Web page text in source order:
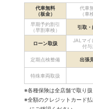
代車無料
（板金）
代車
（車
早期予約割引
（早割車検）
引取
ローン取扱
JALマイ
付与
定期点検整備 出張
特殊車両取扱
※各種保険は全店舗で取り扱
※全額のクレジットカード